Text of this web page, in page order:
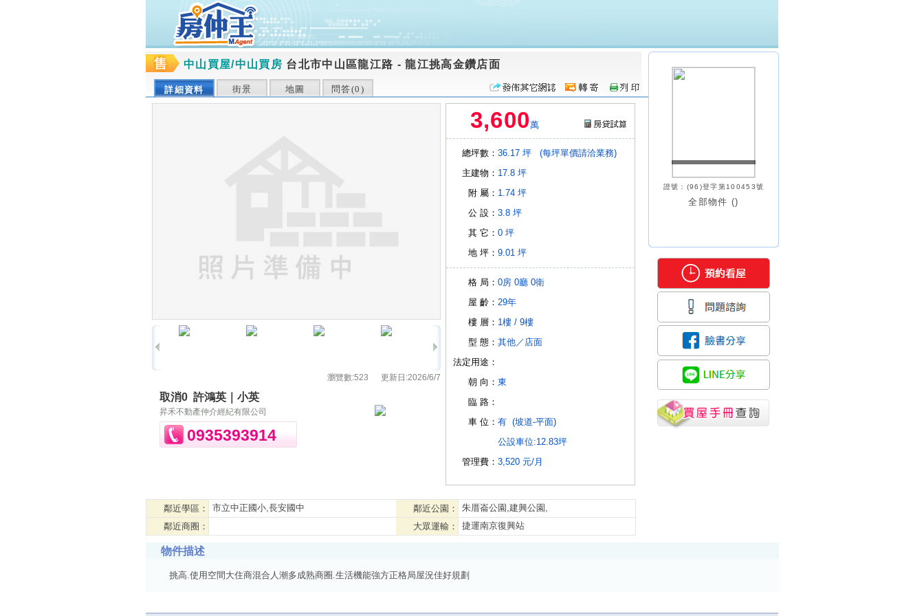
中山買屋/中山買房 台北市中山區龍江路 -龍江挑高金鑽店面
詳細資料 街景 地圖 問答(0 )
瀏覽數:523 更新日:2026/6/7
取消0 許鴻英｜小英
昇禾不動產仲介經紀有限公司
0935393914
3,600萬
總坪數： 36.17 坪
(每坪單價請洽業務)
主建物： 17.8 坪
附 屬： 1.74 坪
公 設： 3.8 坪
其 它： 0 坪
地 坪： 9.01 坪
格 局： 0房 0廳 0衛
屋 齡： 29年
樓 層： 1樓 / 9樓
型 態： 其他／ 店面
法定用途：
朝 向： 東
臨 路：
車 位： 有 (坡道-平面)
公設車位:12.83坪
管理費： 3,520 元/月
鄰近學區： 市立中正國小,長安國中 鄰近公園：
朱厝崙公園,建興公園,
鄰近商圈：
大眾運輸： 捷運南京復興站
證號：(96)登字第100453號
全部物件 ()
物件描述
挑高.使用空間大住商混合人潮多成熟商圈.生活機能強方正格局屋況佳好規劃